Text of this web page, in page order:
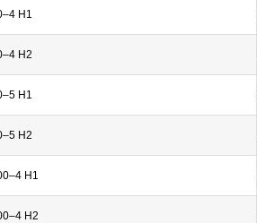
H1
H2
H1
H2
H1
H2